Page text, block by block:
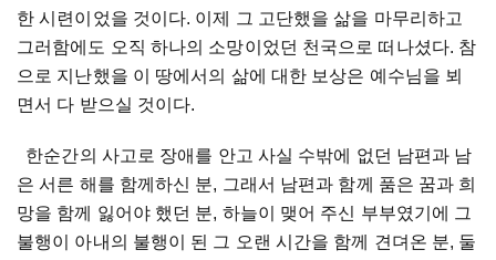
한 시련이었을 것이다. 이제 그 고단했을 삶을 마무리하고
그러함에도 오직 하나의 소망이었던 천국으로 떠나셨다. 참
으로 지난했을 이 땅에서의 삶에 대한 보상은 예수님을 뵈
면서 다 받으실 것이다.
한순간의 사고로 장애를 안고 사실 수밖에 없던 남편과 남
은 서른 해를 함께하신 분, 그래서 남편과 함께 품은 꿈과 희
망을 함께 잃어야 했던 분, 하늘이 맺어 주신 부부였기에 그
불행이 아내의 불행이 된 그 오랜 시간을 함께 견뎌온 분, 둘